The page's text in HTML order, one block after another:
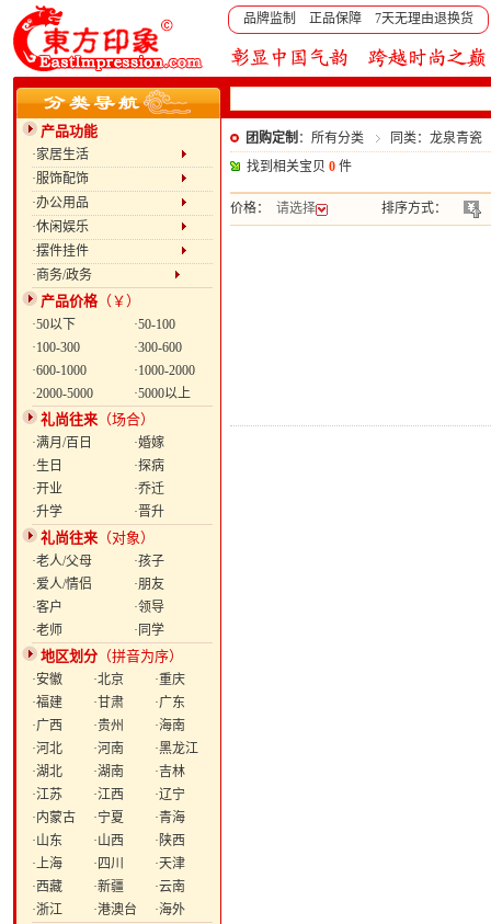
品牌监制 正品保障 7天无理由退换货
产品功能
·家居生活
·服饰配饰
·办公用品
·休闲娱乐
·摆件挂件
·商务/政务
产品价格（￥）
·50以下
·50-100
·100-300
·300-600
·600-1000
·1000-2000
·2000-5000
·5000以上
礼尚往来 （场合）
·满月/百日
·婚嫁
·生日
·探病
·开业
·乔迁
·升学
·晋升
礼尚往来 （对象）
·老人/父母
·孩子
·爱人/情侣
·朋友
·客户
·领导
·老师
·同学
地区划分 （拼音为序）
·安徽 ·北京
·重庆
·福建
·甘肃
·广东
·广西
·贵州
·海南
·河北
·河南
·黑龙江
·湖北
·湖南
·吉林
·江苏
·江西
·辽宁
·内蒙古
·宁夏
·青海
·山东
·山西
·陕西
·上海
·四川
·天津
·西藏
·新疆
·云南
·浙江
·港澳台 ·海外
团购定制 ：所有分类
同类：龙泉青瓷
找到相关宝贝 0 件
价格： 请选择 排序方式：